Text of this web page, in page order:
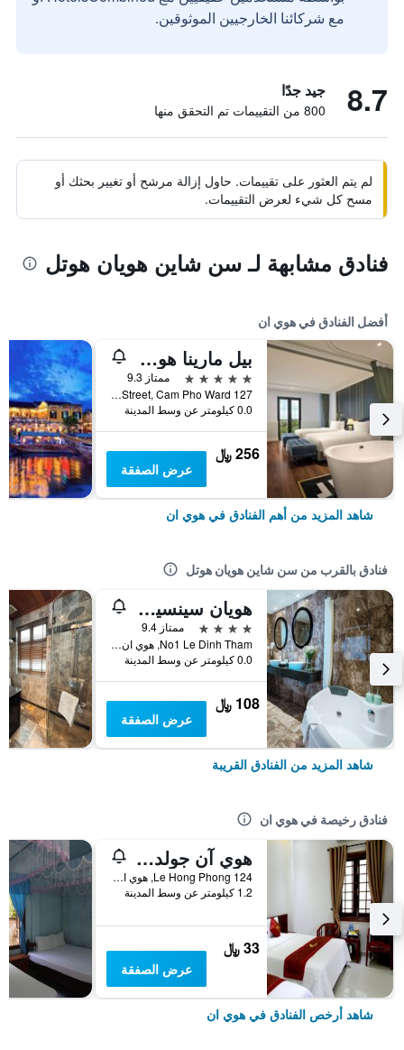
مع شركائنا الخارجيين الموثوقين.
8.7 جيد جدًا
800 من التقييمات تم التحقق منها
لم يتم العثور على تقييمات. حاول إزالة مرشح أو تغيير بحثك أو
مسح كل شيء لعرض التقييمات.
فنادق مشابهة لـ سن شاين هويان هوتل
أفضل الفنادق في هوي ان
بيل مارينا هوي آن ريزورت
5 نجوم
ممتاز 9.3
127 Nguyen Phuc Tan Street, Cam Pho Ward, هوي ان, فيتنام
0.0 كيلومتر عن وسط المدينة
256 ﷼
عرض الصفقة
شاهد المزيد من أهم الفنادق في هوي ان
فنادق بالقرب من سن شاين هويان هوتل
هويان سينسيريتي هوتل آند سبا
4 نجوم
ممتاز 9.4
No1 Le Dinh Tham, هوي ان, فيتنام
0.0 كيلومتر عن وسط المدينة
108 ﷼
عرض الصفقة
شاهد المزيد من الفنادق القريبة
فنادق رخيصة في هوي ان
هوي آن جولدن هورس فيلا
124 Le Hong Phong, هوي ان, فيتنام
1.2 كيلومتر عن وسط المدينة
33 ﷼
عرض الصفقة
شاهد أرخص الفنادق في هوي ان